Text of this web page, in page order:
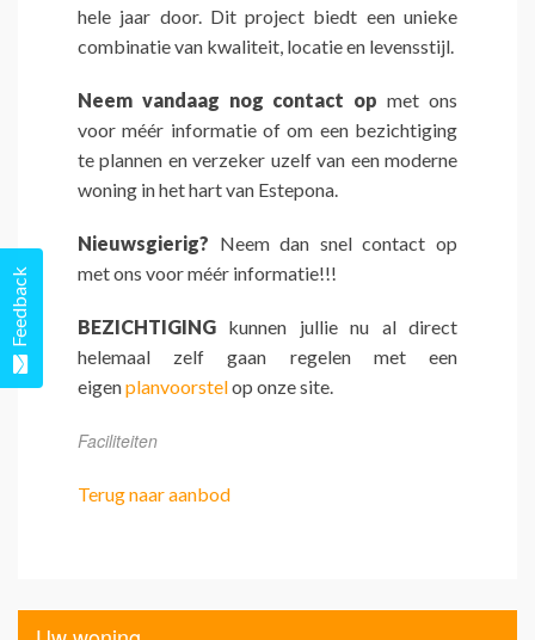
hele jaar door. Dit project biedt een unieke
combinatie van kwaliteit, locatie en levensstijl.
Neem vandaag nog contact op met ons
voor méér informatie of om een bezichtiging
te plannen en verzeker uzelf van een moderne
woning in het hart van Estepona.
Nieuwsgierig? Neem dan snel contact op
met ons voor méér informatie!!!
BEZICHTIGING kunnen jullie nu al direct
helemaal zelf gaan regelen met een
eigenplanvoorstelop onze site.
Faciliteiten
Terug naar aanbod
Feedback